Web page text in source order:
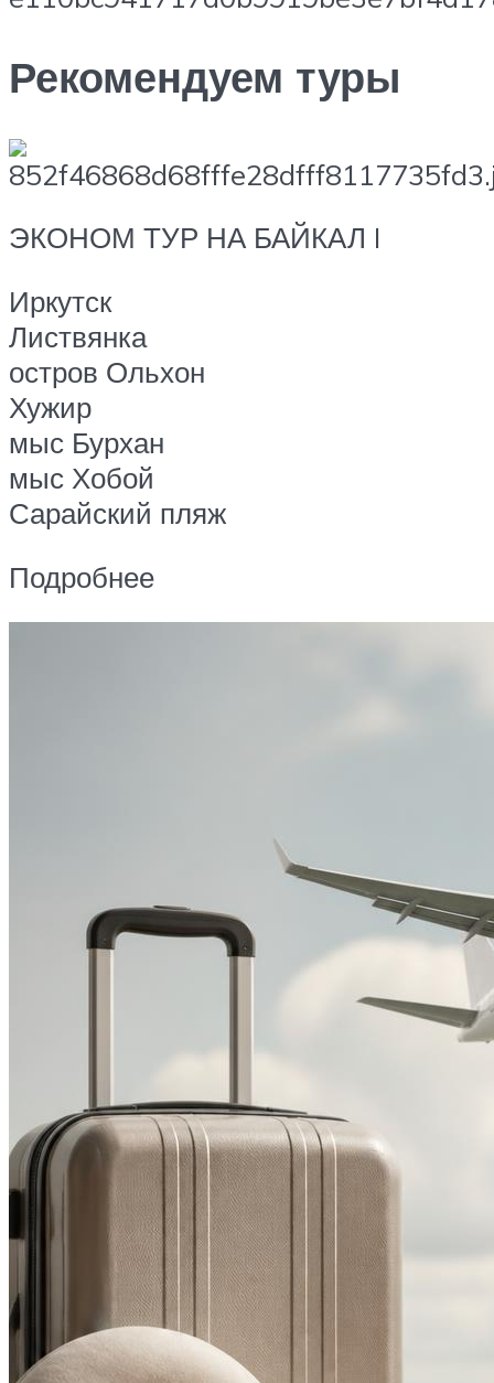
Рекомендуем туры
ЭКОНОМ ТУР НА БАЙКАЛ I
Иркутск
Листвянка
остров Ольхон
Хужир
мыс Бурхан
мыс Хобой
Сарайский пляж
Подробнее